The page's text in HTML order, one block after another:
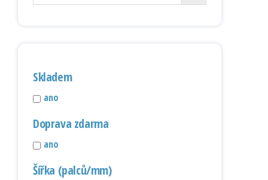
Skladem
ano
Doprava zdarma
ano
Šířka (palců/mm)